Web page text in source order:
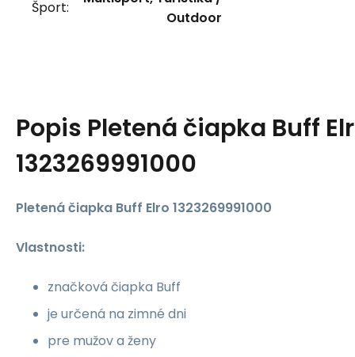
Šport:
Outdoor
Popis Pletená čiapka Buff
1323269991000
Pletená čiapka Buff Elro 1323269991000
Vlastnosti:
značková čiapka Buff
je určená na zimné dni
pre mužov a ženy